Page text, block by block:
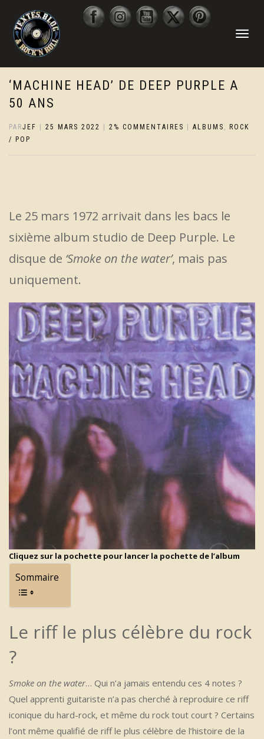
DÉPLIER
‘MACHINE HEAD’ DE DEEP PURPLE A
50 ANS
PARJEF 25 MARS 2022 2% COMMENTAIRES ALBUMS ,
ROCK
/ POP
Le 25 mars 1972 arrivait dans les bacs le
sixième album studio de Deep Purple. Le
disque de ‘Smoke on the water’, mais pas
uniquement.
Cliquez sur la pochette pour lancer la pochette de l’album
Sommaire
Le riff le plus célèbre du rock
?
Smoke on the water… Qui n’a jamais entendu ces 4 notes ?
Quel apprenti guitariste n’a pas cherché à reproduire ce riff
iconique du hard-rock, et même du rock tout court ? Certains
l’ont même qualifié de riff le plus célèbre de l’histoire de la